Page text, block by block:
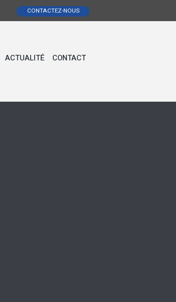
CONTACTEZ-NOUS
ACTUALITÉ CONTACT